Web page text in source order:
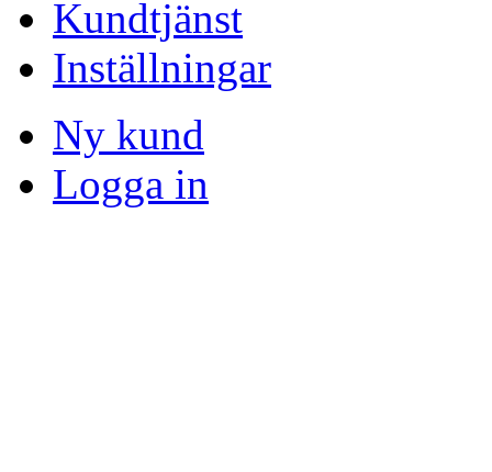
Kundtjänst
Inställningar
Ny kund
Logga in